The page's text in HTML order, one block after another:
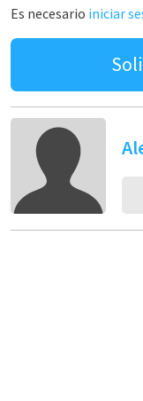
Es necesario iniciar